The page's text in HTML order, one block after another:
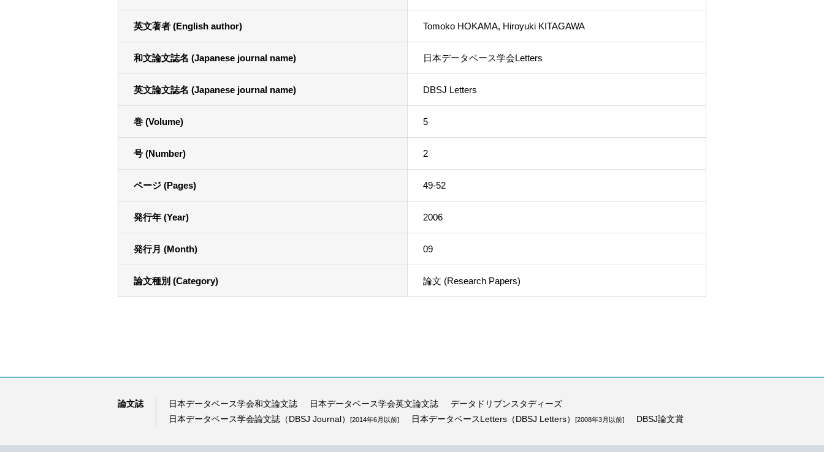
英文著者 (English author) Tomoko HOKAMA, Hiroyuki KITAGAWA
和文論文誌名 (Japanese journal name) 日本データベース学会Letters
英文論文誌名 (Japanese journal name) DBSJ Letters
巻 (Volume) 5
号 (Number) 2
ページ (Pages) 49-52
発行年 (Year) 2006
発行月 (Month) 09
論文種別 (Category) 論文 (Research Papers)
論文誌 日本データベース学会和文論文誌 日本データベース学会英文論文誌
データドリブンスタディーズ
日本データベース学会論文誌（DBSJ Journal）
[2014年6月以前] 日本データベースLetters（DBSJ Letters） [2008年3月以前] DBSJ論文賞